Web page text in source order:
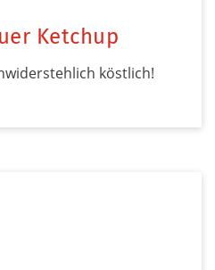
Ketchup
köstlich!